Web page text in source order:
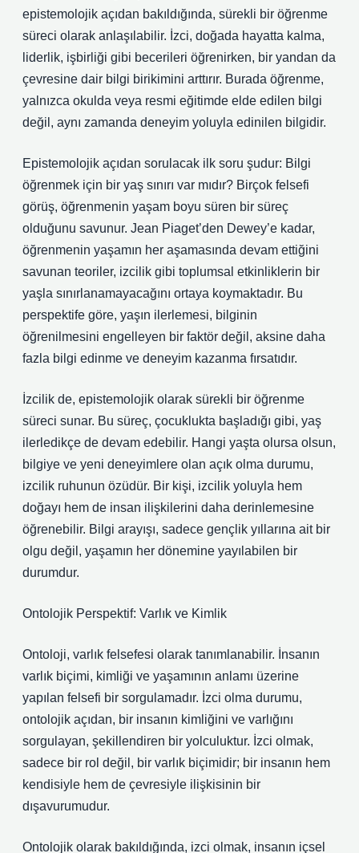
epistemolojik açıdan bakıldığında, sürekli bir öğrenme
süreci olarak anlaşılabilir. İzci, doğada hayatta kalma,
liderlik, işbirliği gibi becerileri öğrenirken, bir yandan da
çevresine dair bilgi birikimini arttırır. Burada öğrenme,
yalnızca okulda veya resmi eğitimde elde edilen bilgi
değil, aynı zamanda deneyim yoluyla edinilen bilgidir.
Epistemolojik açıdan sorulacak ilk soru şudur: Bilgi
öğrenmek için bir yaş sınırı var mıdır? Birçok felsefi
görüş, öğrenmenin yaşam boyu süren bir süreç
olduğunu savunur. Jean Piaget’den Dewey’e kadar,
öğrenmenin yaşamın her aşamasında devam ettiğini
savunan teoriler, izcilik gibi toplumsal etkinliklerin bir
yaşla sınırlanamayacağını ortaya koymaktadır. Bu
perspektife göre, yaşın ilerlemesi, bilginin
öğrenilmesini engelleyen bir faktör değil, aksine daha
fazla bilgi edinme ve deneyim kazanma fırsatıdır.
İzcilik de, epistemolojik olarak sürekli bir öğrenme
süreci sunar. Bu süreç, çocuklukta başladığı gibi, yaş
ilerledikçe de devam edebilir. Hangi yaşta olursa olsun,
bilgiye ve yeni deneyimlere olan açık olma durumu,
izcilik ruhunun özüdür. Bir kişi, izcilik yoluyla hem
doğayı hem de insan ilişkilerini daha derinlemesine
öğrenebilir. Bilgi arayışı, sadece gençlik yıllarına ait bir
olgu değil, yaşamın her dönemine yayılabilen bir
durumdur.
Ontolojik Perspektif: Varlık ve Kimlik
Ontoloji, varlık felsefesi olarak tanımlanabilir. İnsanın
varlık biçimi, kimliği ve yaşamının anlamı üzerine
yapılan felsefi bir sorgulamadır. İzci olma durumu,
ontolojik açıdan, bir insanın kimliğini ve varlığını
sorgulayan, şekillendiren bir yolculuktur. İzci olmak,
sadece bir rol değil, bir varlık biçimidir; bir insanın hem
kendisiyle hem de çevresiyle ilişkisinin bir
dışavurumudur.
Ontolojik olarak bakıldığında, izci olmak, insanın içsel